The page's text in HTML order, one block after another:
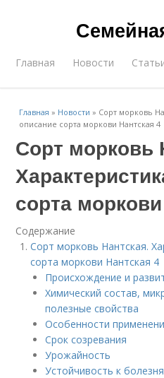
Главная Новости
Главная » Новости » Сорт морковь
описание сорта моркови Нантская 4
Сорт морковь
сорта
Содержание
Сорт морковь Нантская.
сорта моркови Нантская 4
Происхождение и
Химический состав,
полезные свойства
Особенности
Срок созревания
Урожайность
Устойчивость к